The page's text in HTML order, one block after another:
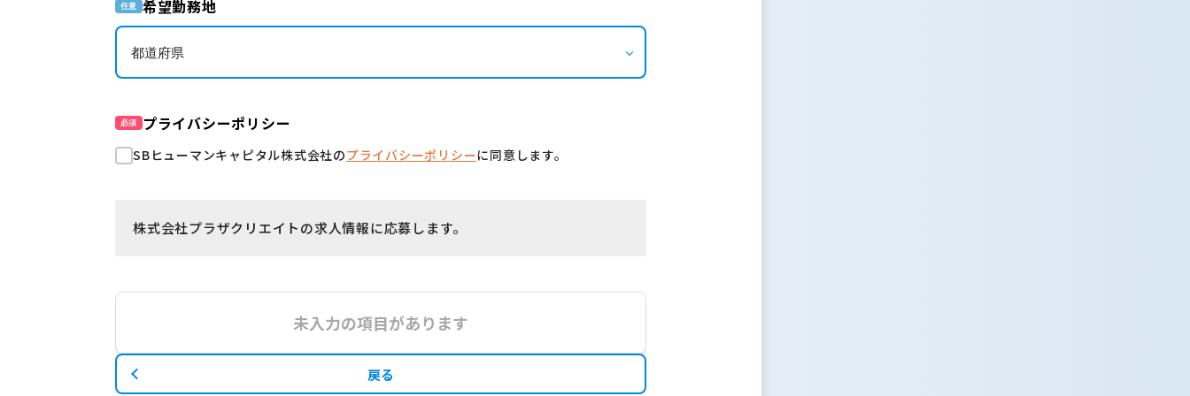
任意 希望勤務地
必須 プライバシーポリシー
SBヒューマンキャピタル株式会社のプライバシーポリシーに同意します。
株式会社プラザクリエイトの求人情報に応募します。
未入力の項目があります
戻る